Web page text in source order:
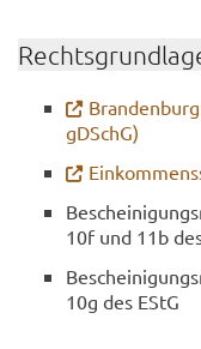
gDSchG)
10f und 11b
10g des EStG